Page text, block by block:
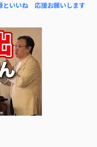
といいね 応援お願いします